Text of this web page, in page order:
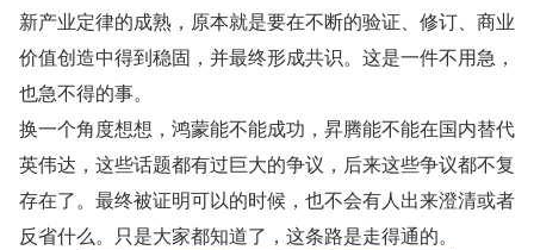
新产业定律的成熟，原本就是要在不断的验证、修订、商业
价值创造中得到稳固，并最终形成共识。这是一件不用急，
也急不得的事。
换一个角度想想，鸿蒙能不能成功，昇腾能不能在国内替代
英伟达，这些话题都有过巨大的争议，后来这些争议都不复
存在了。最终被证明可以的时候，也不会有人出来澄清或者
反省什么。只是大家都知道了，这条路是走得通的。